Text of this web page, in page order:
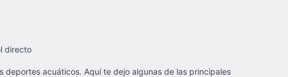
directo
deportes acuáticos. Aquí te dejo algunas de las principales